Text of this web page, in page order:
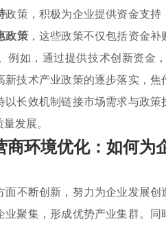
政策，积极为企业提供资金支
政策，这些政策不仅包括资金
例如，通过提供技术创新资金
新技术产业政策的逐步落实，
以长效机制链接市场需求与政策
发展。
商环境优化：如何为
面不断创新，努力为企业发展
业聚集，形成优势产业集群。